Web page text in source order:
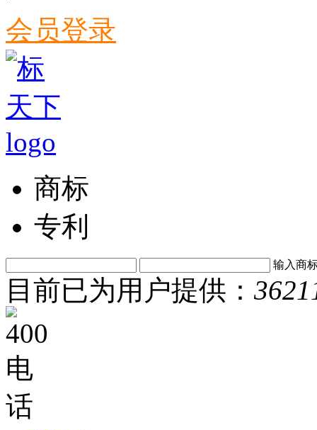
会员登录
商标
专利
输入商
目前已为用户提供：